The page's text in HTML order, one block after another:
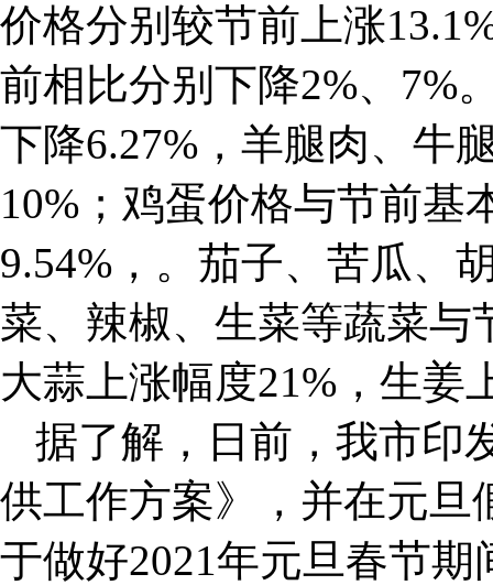
价格分别较节前上涨
前相比分别下降2%、7%
下降6.27%，羊腿肉、牛
10%；鸡蛋价格与节前基
9.54%，。茄子、苦瓜、
菜、辣椒、生菜等蔬菜与
大蒜上涨幅度21%，生姜
据了解，日前，我市印
供工作方案》，并在元旦
于做好2021年元旦春节